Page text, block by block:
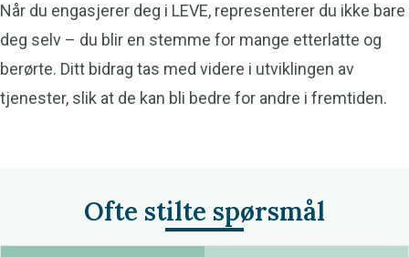
Når du engasjerer deg i LEVE, representerer du ikke bare
deg selv – du blir en stemme for mange etterlatte og
berørte. Ditt bidrag tas med videre i utviklingen av
tjenester, slik at de kan bli bedre for andre i fremtiden.
Ofte stilte spørsmål